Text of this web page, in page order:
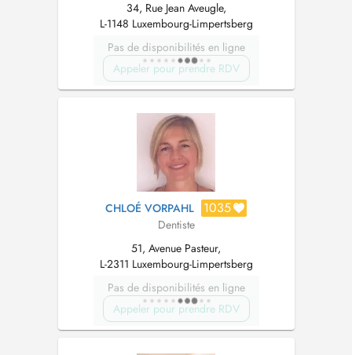
34, Rue Jean Aveugle,
L-1148 Luxembourg-Limpertsberg
Pas de disponibilités en ligne
Appeler pour prendre RDV
CHLOÉ VORPAHL 1035
Dentiste
51, Avenue Pasteur,
L-2311 Luxembourg-Limpertsberg
Pas de disponibilités en ligne
Appeler pour prendre RDV